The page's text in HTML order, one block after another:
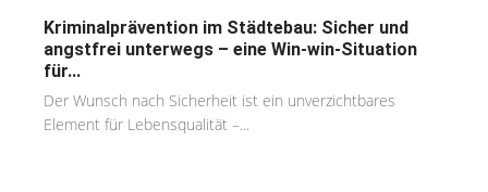
Kriminalprävention im Städtebau: Sicher und
angstfrei unterwegs – eine Win-win-Situation
für...
Der Wunsch nach Sicherheit ist ein unverzichtbares
Element für Lebensqualität –...